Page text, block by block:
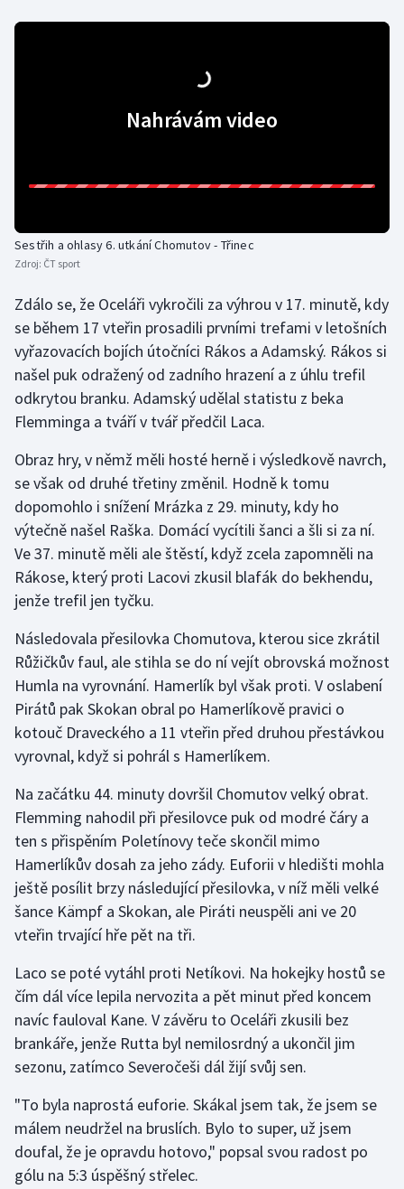
Plážový volejbal
Rychlostní kanoistika
Short track
Sportovní střelba
Stolní tenis
Triatlon
Veslování
Vodní slalom
Ostatní
Nahrávám video
Sestřih a ohlasy 6. utkání Chomutov - Třinec
Zdroj: ČT sport
Zdálo se, že Oceláři vykročili za výhrou v 17. minutě, kdy
se během 17 vteřin prosadili prvními trefami v letošních
vyřazovacích bojích útočníci Rákos a Adamský. Rákos si
našel puk odražený od zadního hrazení a z úhlu trefil
odkrytou branku. Adamský udělal statistu z beka
Flemminga a tváří v tvář předčil Laca.
Obraz hry, v němž měli hosté herně i výsledkově navrch,
se však od druhé třetiny změnil. Hodně k tomu
dopomohlo i snížení Mrázka z 29. minuty, kdy ho
výtečně našel Raška. Domácí vycítili šanci a šli si za ní.
Ve 37. minutě měli ale štěstí, když zcela zapomněli na
Rákose, který proti Lacovi zkusil blafák do bekhendu,
jenže trefil jen tyčku.
Následovala přesilovka Chomutova, kterou sice zkrátil
Růžičkův faul, ale stihla se do ní vejít obrovská možnost
Humla na vyrovnání. Hamerlík byl však proti. V oslabení
Pirátů pak Skokan obral po Hamerlíkově pravici o
kotouč Draveckého a 11 vteřin před druhou přestávkou
vyrovnal, když si pohrál s Hamerlíkem.
Na začátku 44. minuty dovršil Chomutov velký obrat.
Flemming nahodil při přesilovce puk od modré čáry a
ten s přispěním Poletínovy teče skončil mimo
Hamerlíkův dosah za jeho zády. Euforii v hledišti mohla
ještě posílit brzy následující přesilovka, v níž měli velké
šance Kämpf a Skokan, ale Piráti neuspěli ani ve 20
vteřin trvající hře pět na tři.
Laco se poté vytáhl proti Netíkovi. Na hokejky hostů se
čím dál více lepila nervozita a pět minut před koncem
navíc fauloval Kane. V závěru to Oceláři zkusili bez
brankáře, jenže Rutta byl nemilosrdný a ukončil jim
sezonu, zatímco Severočeši dál žijí svůj sen.
"To byla naprostá euforie. Skákal jsem tak, že jsem se
málem neudržel na bruslích. Bylo to super, už jsem
doufal, že je opravdu hotovo," popsal svou radost po
gólu na 5:3 úspěšný střelec.